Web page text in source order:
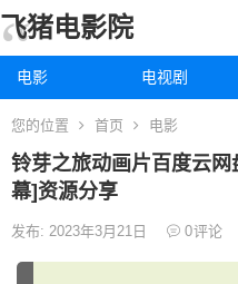
飞猪电影院
电影 电视剧
您的位置 首页 电影
铃芽之旅动画片百度云
幕]资源分享
发布: 2023年3月21日 0评论